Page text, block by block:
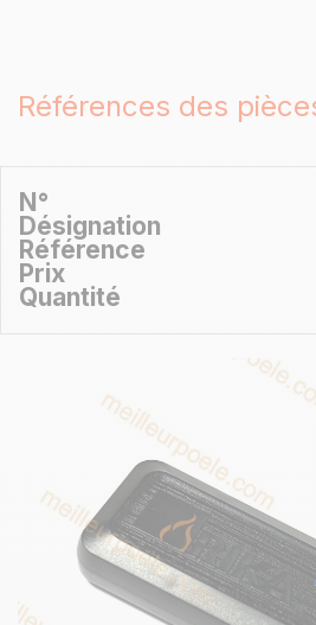
Références des
N°
Désignation
Référence
Prix
Quantité